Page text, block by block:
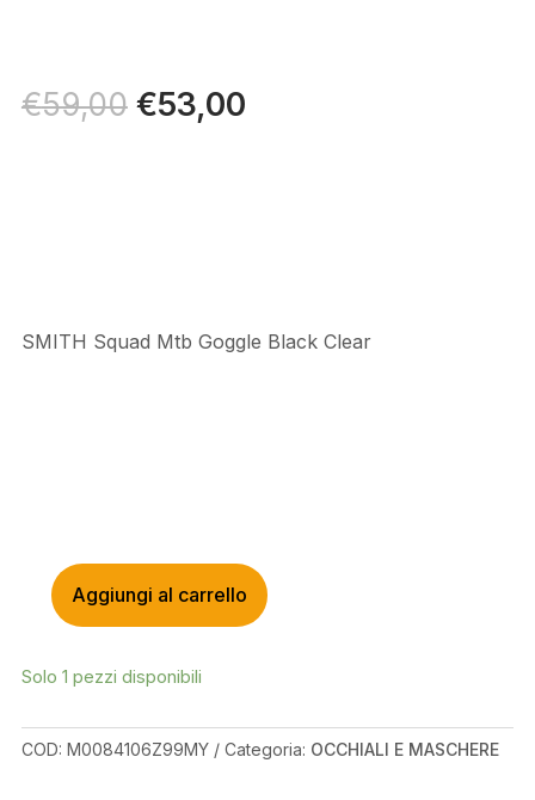
€59,00 Il
prezzo
€53,00Il
SMITH Squad Mtb Goggle Black Clear
SMITH
SQUAD
GOGGLE
CLEAR
Aggiungi al carrello
Solo 1 pezzi disponibili
COD: M0084106Z99MY Categoria: OCCHIALI E MASCHERE